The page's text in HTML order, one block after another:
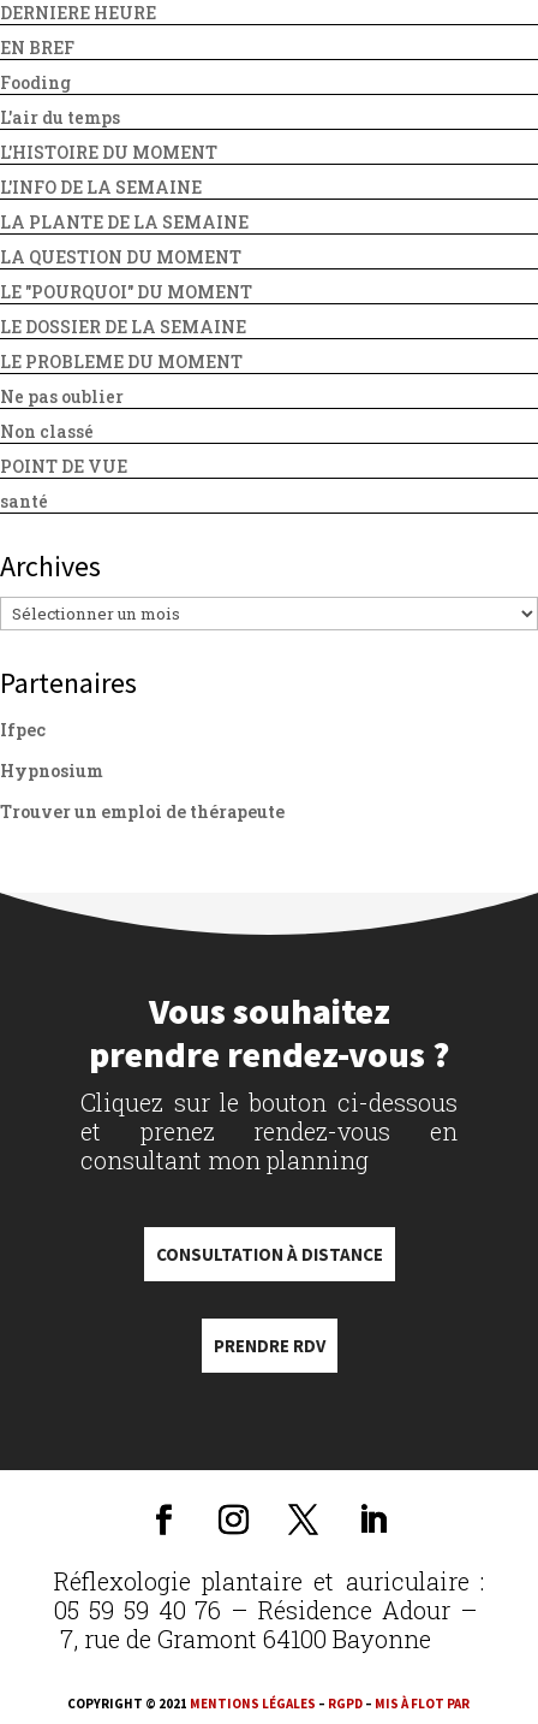
DERNIERE HEURE
EN BREF
Fooding
L'air du temps
L'HISTOIRE DU MOMENT
L'INFO DE LA SEMAINE
LA PLANTE DE LA SEMAINE
LA QUESTION DU MOMENT
LE "POURQUOI" DU MOMENT
LE DOSSIER DE LA SEMAINE
LE PROBLEME DU MOMENT
Ne pas oublier
Non classé
POINT DE VUE
santé
Archives
Archives
Partenaires
Ifpec
Hypnosium
Trouver un emploi de thérapeute
Vous souhaitez
prendre rendez-vous ?
Cliquez sur le bouton ci-dessous
et prenez rendez-vous en
consultant mon planning
CONSULTATION À DISTANCE
PRENDRE RDV
Réflexologie plantaire et auriculaire :
05 59 59 40 76 – Résidence Adour –
7, rue de Gramont 64100 Bayonne
COPYRIGHT © 2021 MENTIONS LÉGALES – RGPD – MIS À FLOT PAR